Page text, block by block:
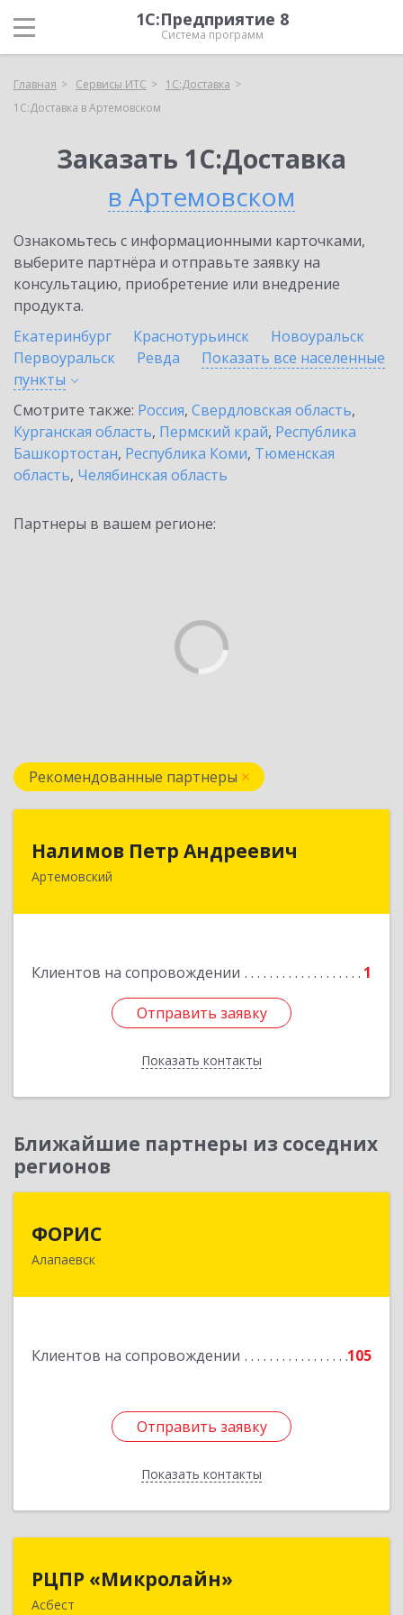
1С:Предприятие 8
Система программ
Главная Сервисы ИТС
1С:Доставка
1С:Доставка в Артемовском
Заказать 1С:Доставка
в Артемовском
Ознакомьтесь с информационными карточками,
выберите партнёра и отправьте заявку на
консультацию, приобретение или внедрение
продукта.
Екатеринбург
Краснотурьинск
Новоуральск
Первоуральск
Ревда
Показать все населенные
пункты
Смотрите также: Россия, Свердловская область,
Курганская область, Пермский край, Республика
Башкортостан, Республика Коми, Тюменская
область, Челябинская область
Партнеры в вашем регионе:
Рекомендованные партнеры
Налимов Петр Андреевич
Артемовский
Клиентов на сопровождении 1
Отправить заявку
Показать контакты
623780, Свердловская обл, Артемовский г,
Отправить заявку
Назад
Ближайшие партнеры из соседних
регионов
ФОРИС
Алапаевск
Клиентов на сопровождении 105
Отправить заявку
Показать контакты
624601, Свердловская обл, Алапаевск г, Ленина
Отправить заявку
Назад
РЦПР «Микролайн»
Асбест
РЦПР «Микролайн»
624272, Свердловская обл, Асбест г, имени В.И.